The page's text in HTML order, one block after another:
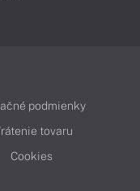
podmienky
tovaru
Cookies